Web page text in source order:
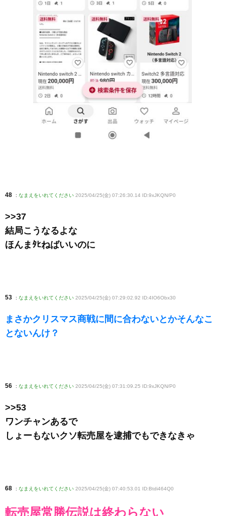
48 : なまえをいれてください 2025/04/25(金) 07:26:30.14 ID:9xJKQN/P0
>>37
結局こうなるよな
ほんまﾀﾋねばいいのに
53 : なまえをいれてください 2025/04/25(金) 07:29:02.92 ID:4IO6Obx30
まさかクリスマス商戦に間に合わないとかそんなこ
とないんけ？
56 : なまえをいれてください 2025/04/25(金) 07:31:09.25 ID:9xJKQN/P0
>>53
ワンチャンあるで
しょーもないクソ転売屋を逮捕でもできなきゃ
68 : なまえをいれてください 2025/04/25(金) 07:40:53.01 ID:Btdi464Q0
転売屋常勝伝説は終わらない